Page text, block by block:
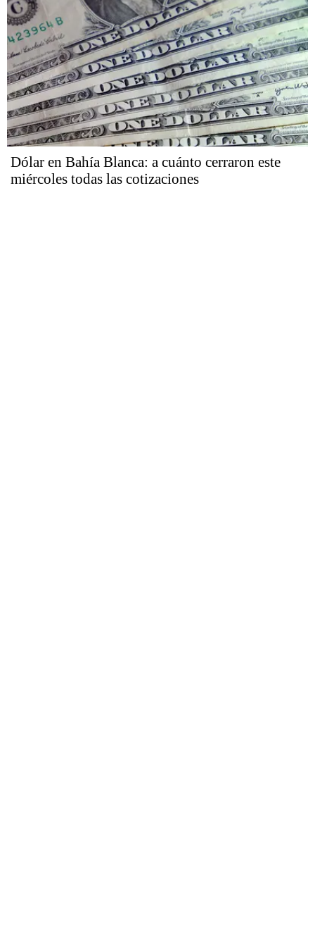
Dólar en Bahía Blanca: a cuánto cerraron este
miércoles todas las cotizaciones